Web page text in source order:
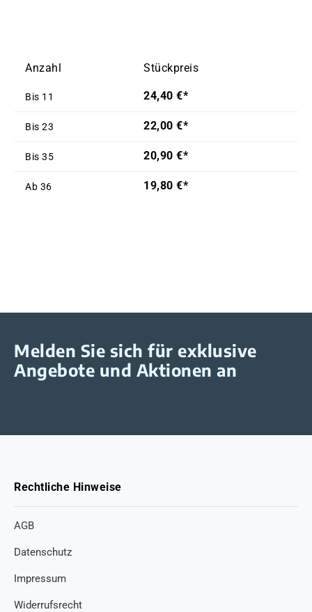
Anzahl Stückpreis
Bis 11 24,40 €*
Bis 23 22,00 €*
Bis 35 20,90 €*
Ab 36 19,80 €*
Melden Sie sich für exklusive
Angebote und Aktionen an
Rechtliche Hinweise
AGB
Datenschutz
Impressum
Widerrufsrecht